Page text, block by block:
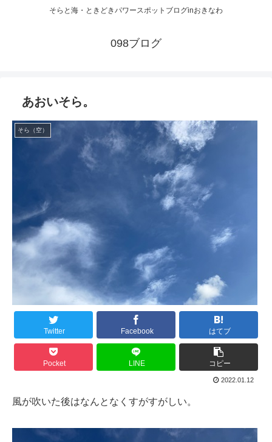
そらと海・ときどきパワースポットブログinおきなわ
098ブログ
あおいそら。
そら（空）
Twitter Facebook はてブ
Pocket LINE コピー
2022.01.12
風が吹いた後はなんとなくすがすがしい。